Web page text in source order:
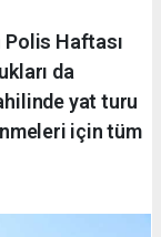
Haftası
da
yat turu
için tüm